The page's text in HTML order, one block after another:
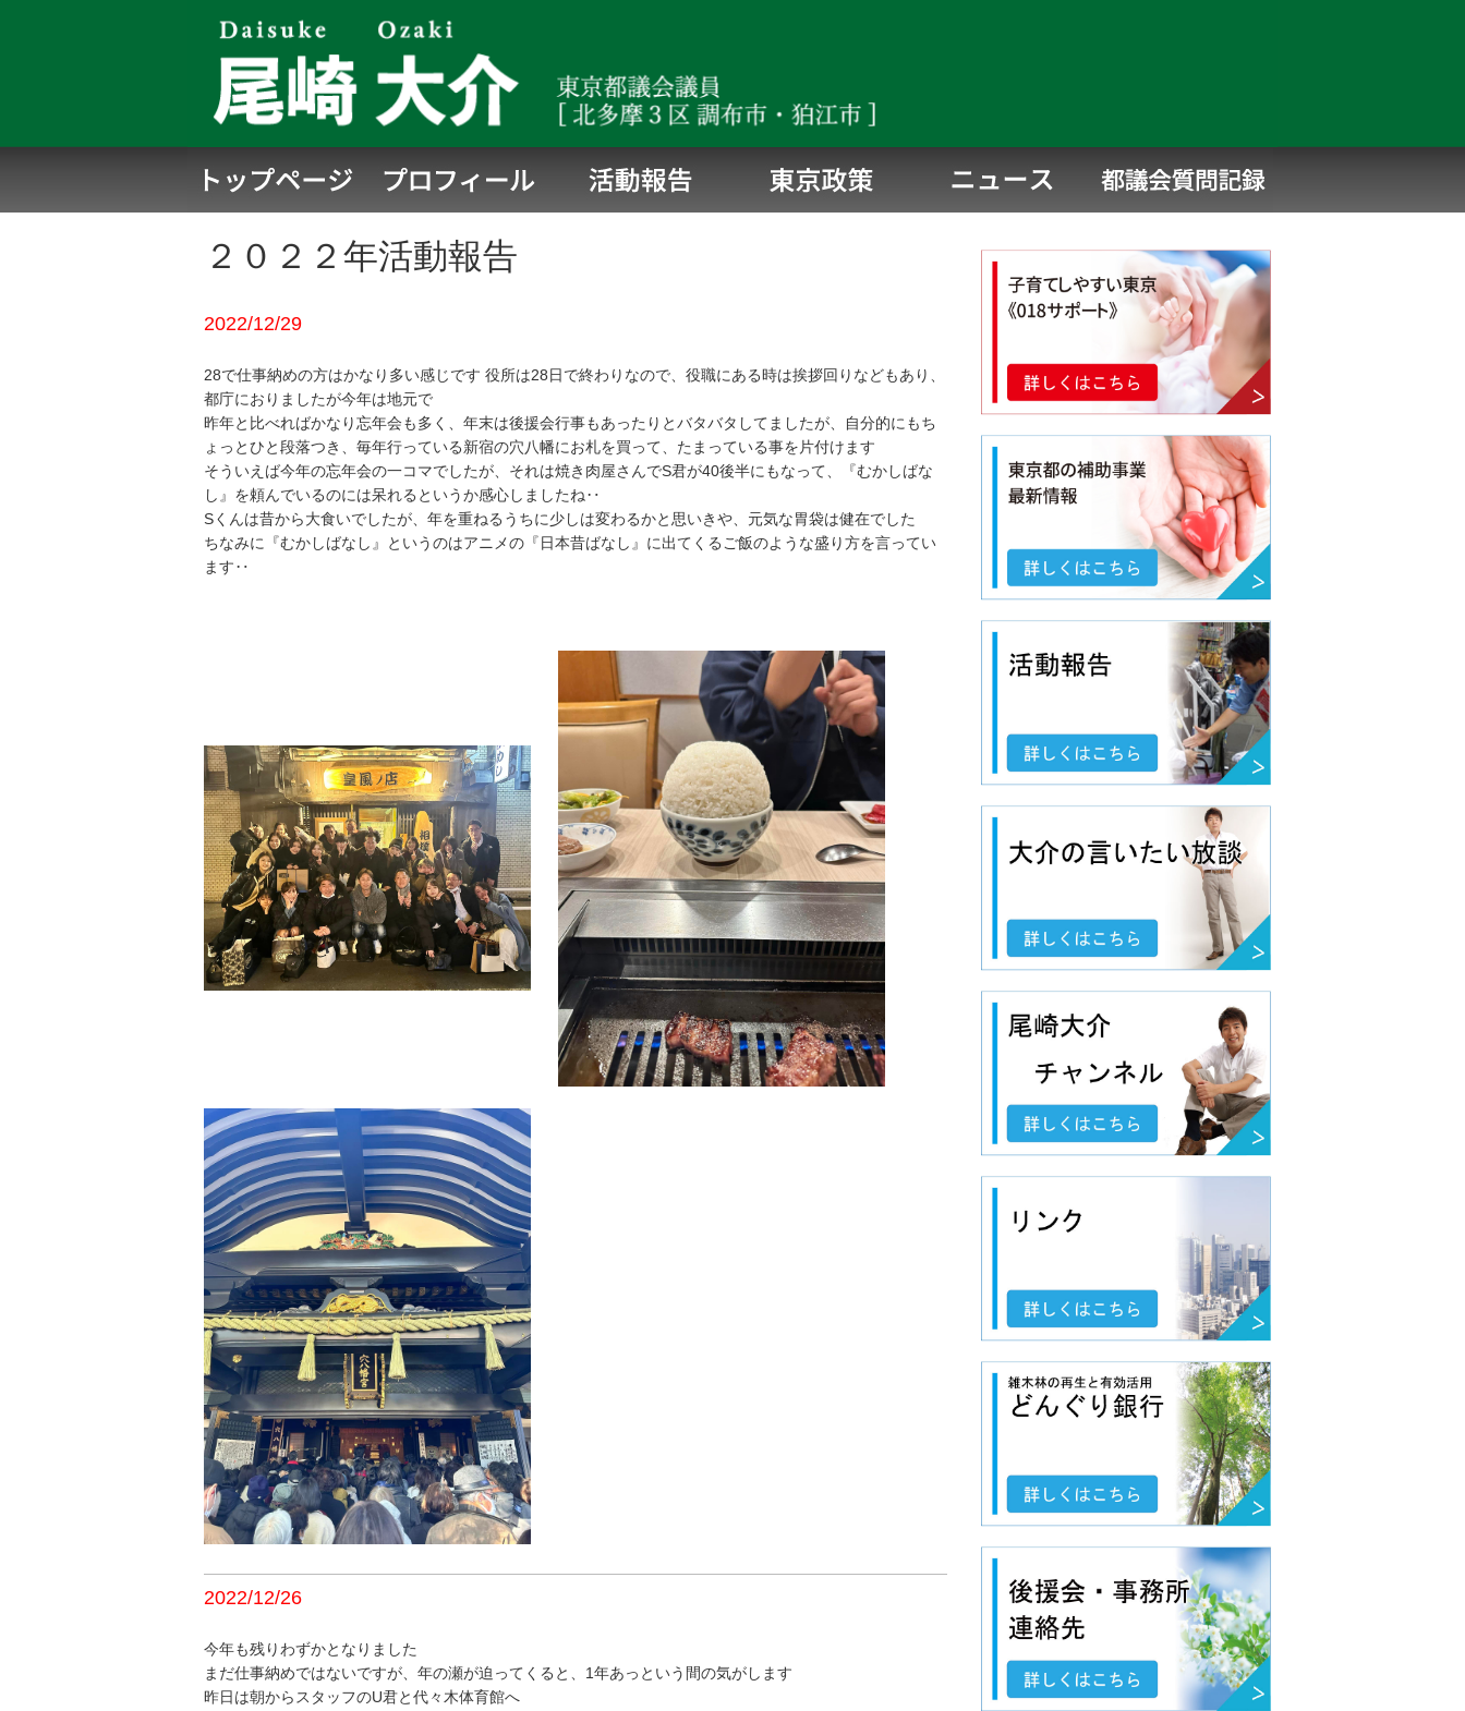
２０２２年活動報告
2022/12/29
28で仕事納めの方はかなり多い感じです 役所は28日で終わりなので、役職にある時は挨拶回りなどもあり、
都庁におりましたが今年は地元で
昨年と比べればかなり忘年会も多く、年末は後援会行事もあったりとバタバタしてましたが、自分的にもち
ょっとひと段落つき、毎年行っている新宿の穴八幡にお札を買って、たまっている事を片付けます
そういえば今年の忘年会の一コマでしたが、それは焼き肉屋さんでS君が40後半にもなって、『むかしばな
し』を頼んでいるのには呆れるというか感心しましたね‥
Sくんは昔から大食いでしたが、年を重ねるうちに少しは変わるかと思いきや、元気な胃袋は健在でした
ちなみに『むかしばなし』というのはアニメの『日本昔ばなし』に出てくるご飯のような盛り方を言ってい
ます‥
2022/12/26
今年も残りわずかとなりました
まだ仕事納めではないですが、年の瀬が迫ってくると、1年あっという間の気がします
昨日は朝からスタッフのU君と代々木体育館へ